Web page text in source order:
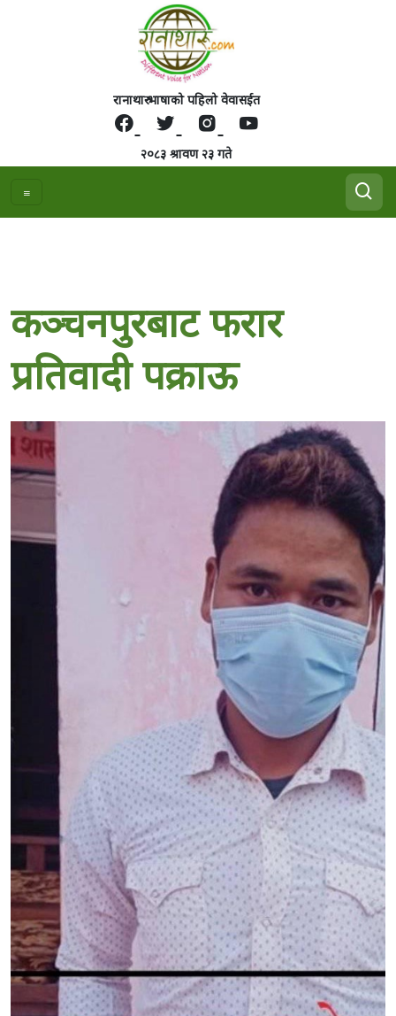
रानाथारु भाषाको पहिलो वेवासईत
२०८३ श्रावण २३ गते
कञ्चनपुरबाट फरार
प्रतिवादी पक्राऊ